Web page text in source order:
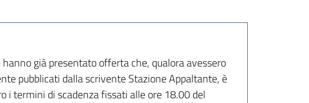
già presentato offerta che, qualora avessero
pubblicati dalla scrivente Stazione Appaltante, è
i termini di scadenza fissati alle ore 18.00 del